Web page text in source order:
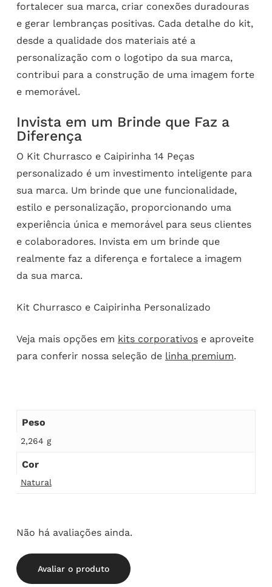
fortalecer sua marca, criar conexões duradouras
e gerar lembranças positivas. Cada detalhe do kit,
desde a qualidade dos materiais até a
personalização com o logotipo da sua marca,
contribui para a construção de uma imagem forte
e memorável.
Invista em um Brinde que Faz a
Diferença
O Kit Churrasco e Caipirinha 14 Peças
personalizado é um investimento inteligente para
sua marca. Um brinde que une funcionalidade,
estilo e personalização, proporcionando uma
experiência única e memorável para seus clientes
e colaboradores. Invista em um brinde que
realmente faz a diferença e fortalece a imagem
da sua marca.
Kit Churrasco e Caipirinha Personalizado
Veja mais opções em kits corporativose aproveite
para conferir nossa seleção de linha premium.
Peso
2,264 g
Cor
Natural
Não há avaliações ainda.
Avaliar o produto